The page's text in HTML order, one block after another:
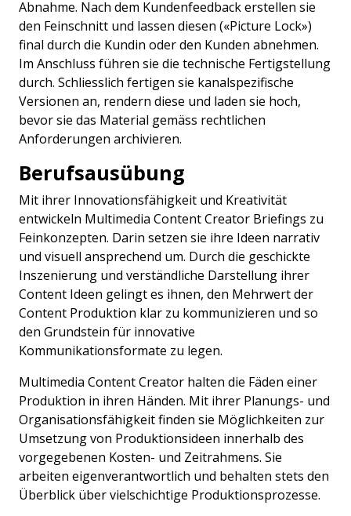
Abnahme. Nach dem Kundenfeedback erstellen sie
den Feinschnitt und lassen diesen («Picture Lock»)
final durch die Kundin oder den Kunden abnehmen.
Im Anschluss führen sie die technische Fertigstellung
durch. Schliesslich fertigen sie kanalspezifische
Versionen an, rendern diese und laden sie hoch,
bevor sie das Material gemäss rechtlichen
Anforderungen archivieren.
Berufsausübung
Mit ihrer Innovationsfähigkeit und Kreativität
entwickeln Multimedia Content Creator Briefings zu
Feinkonzepten. Darin setzen sie ihre Ideen narrativ
und visuell ansprechend um. Durch die geschickte
Inszenierung und verständliche Darstellung ihrer
Content Ideen gelingt es ihnen, den Mehrwert der
Content Produktion klar zu kommunizieren und so
den Grundstein für innovative
Kommunikationsformate zu legen.
Multimedia Content Creator halten die Fäden einer
Produktion in ihren Händen. Mit ihrer Planungs- und
Organisationsfähigkeit finden sie Möglichkeiten zur
Umsetzung von Produktionsideen innerhalb des
vorgegebenen Kosten- und Zeitrahmens. Sie
arbeiten eigenverantwortlich und behalten stets den
Überblick über vielschichtige Produktionsprozesse.